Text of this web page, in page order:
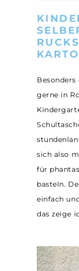
gerne in
sich also
für
basteln.
einfach
das zeige